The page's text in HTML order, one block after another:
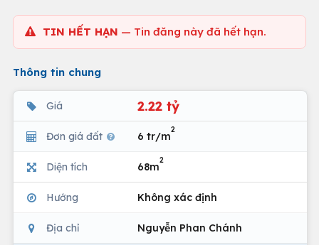
TIN HẾT HẠN — Tin đăng này đã hết hạn.
Thông tin chung
Giá 2.22 tỷ
Đơn giá đất 6 tr/m
2
Diện tích 68m
2
Hướng Không xác định
Địa chỉ Nguyễn Phan Chánh